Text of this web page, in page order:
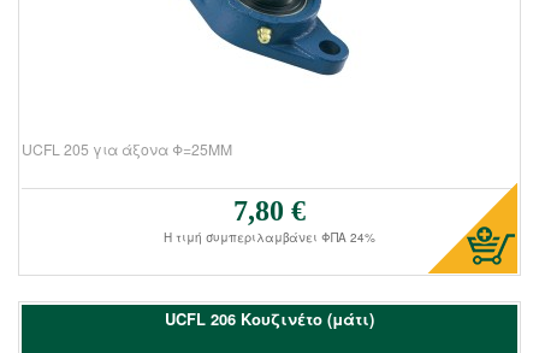
UCFL 205 για άξονα Φ=25ΜΜ
7,80 €
Η τιμή συμπεριλαμβάνει ΦΠΑ 24%
UCFL 206 Kουζινέτο (μάτι)